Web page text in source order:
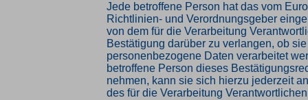
Jede betroffene Person hat das vom
Richtlinien- und Verordnungsgeber
von dem für die Verarbeitung
Bestätigung darüber zu verlangen, ob
personenbezogene Daten verarbeitet
betroffene Person dieses
nehmen, kann sie sich hierzu jederzeit
des für die Verarbeitung